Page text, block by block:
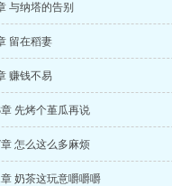
与纳塔的告别
留在稻妻
赚钱不易
先烤个堇瓜再说
怎么这么多麻烦
奶茶这玩意嚼嚼嚼